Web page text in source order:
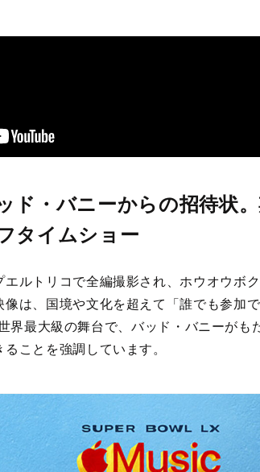
ド・バニーからの招待状
タイムショー
ルトリコで全編撮影され、ホウオウボ
像は、国境や文化を超えて「誰でも参加
界最大級の舞台で、バッド・バニーがも
ことを強調しています。